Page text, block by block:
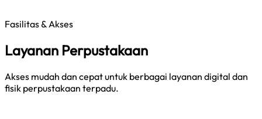
Fasilitas & Akses
Layanan Perpustakaan
Akses mudah dan cepat untuk berbagai layanan digital dan
fisik perpustakaan terpadu.